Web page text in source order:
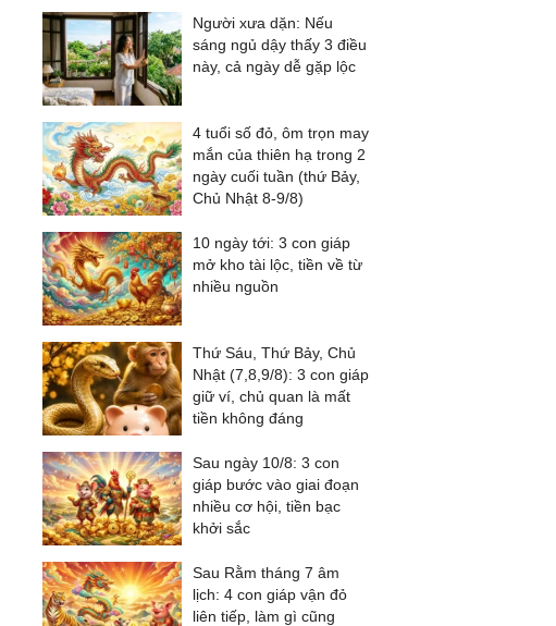
Người xưa dặn: Nếu
sáng ngủ dậy thấy 3 điều
này, cả ngày dễ gặp lộc
4 tuổi số đỏ, ôm trọn may
mắn của thiên hạ trong 2
ngày cuối tuần (thứ Bảy,
Chủ Nhật 8-9/8)
10 ngày tới: 3 con giáp
mở kho tài lộc, tiền về từ
nhiều nguồn
Thứ Sáu, Thứ Bảy, Chủ
Nhật (7,8,9/8): 3 con giáp
giữ ví, chủ quan là mất
tiền không đáng
Sau ngày 10/8: 3 con
giáp bước vào giai đoạn
nhiều cơ hội, tiền bạc
khởi sắc
Sau Rằm tháng 7 âm
lịch: 4 con giáp vận đỏ
liên tiếp, làm gì cũng